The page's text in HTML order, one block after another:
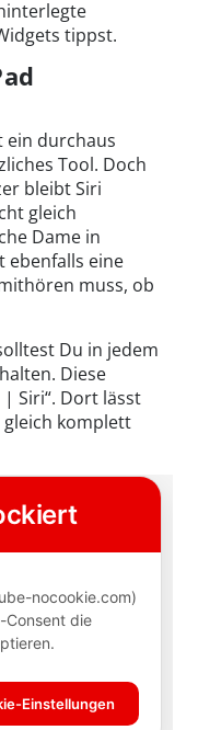
tippst.
ein durchaus
Tool. Doch
bleibt Siri
gleich
Dame in
ebenfalls eine
muss, ob
Du in jedem
Diese
Siri“. Dort lässt
gleich komplett